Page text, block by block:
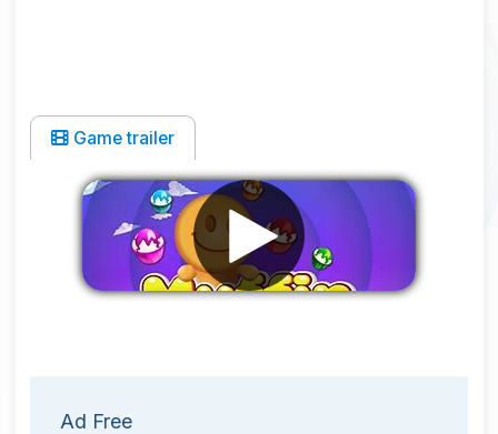
Game trailer
Ad Free